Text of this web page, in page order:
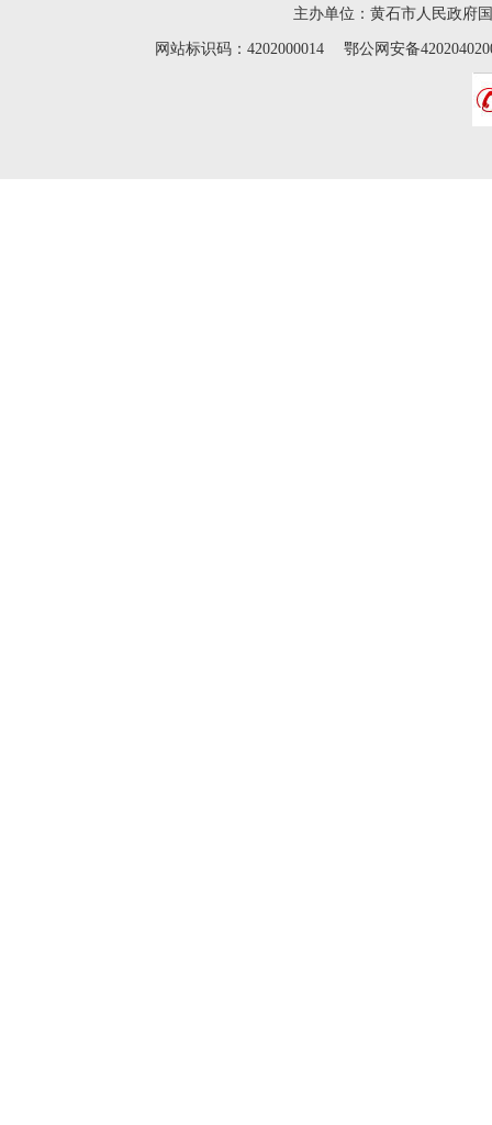
主办单位：黄石市人民政府
网站标识码：4202000014 鄂公网安备